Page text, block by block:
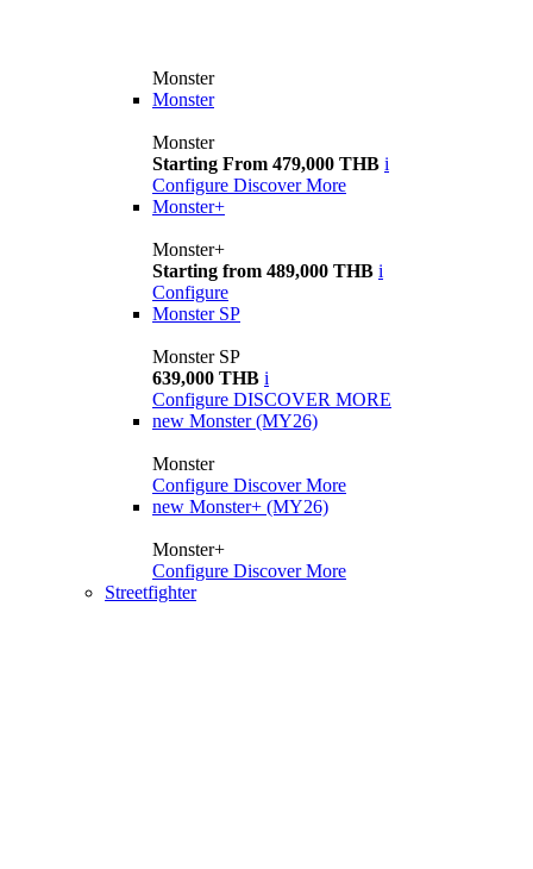
Monster
Monster
Monster
Starting From 479,000 THB i
Configure Discover More
Monster+
Monster+
Starting from 489,000 THB i
Configure
Monster SP
Monster SP
639,000 THB i
Configure DISCOVER MORE
new Monster (MY26)
Monster
Configure Discover More
new Monster+ (MY26)
Monster+
Configure Discover More
Streetfighter